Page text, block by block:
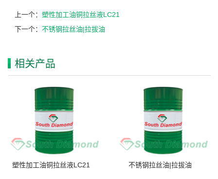
上一个： 塑性加工油铜拉丝液LC21
下一个： 不锈钢拉丝油|拉拔油
相关产品
塑性加工油铜拉丝液LC21 不锈钢拉丝油|拉拔油